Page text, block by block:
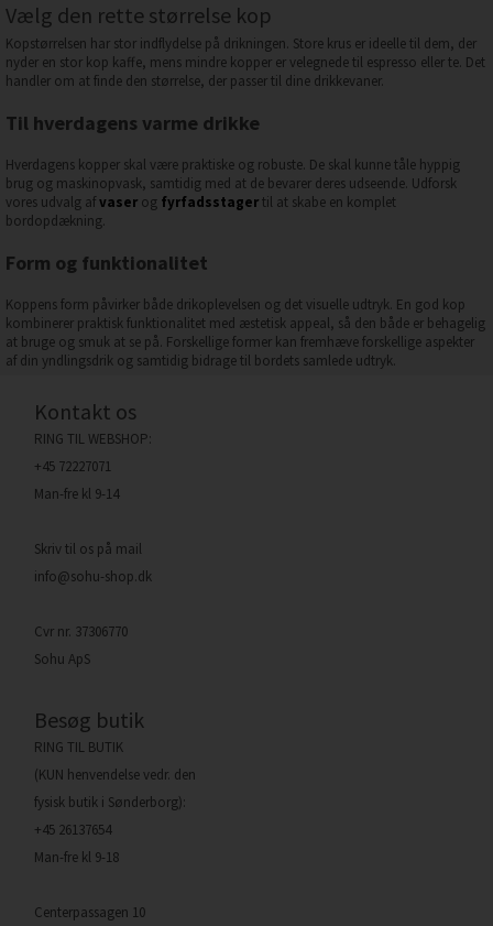
Vælg den rette størrelse kop
Kopstørrelsen har stor indflydelse på drikningen. Store krus er ideelle til dem, der
nyder en stor kop kaffe, mens mindre kopper er velegnede til espresso eller te. Det
handler om at finde den størrelse, der passer til dine drikkevaner.
Til hverdagens varme drikke
Hverdagens kopper skal være praktiske og robuste. De skal kunne tåle hyppig
brug og maskinopvask, samtidig med at de bevarer deres udseende. Udforsk
vores udvalg afvaser og fyrfadsstagertil at skabe en komplet
bordopdækning.
Form og funktionalitet
Koppens form påvirker både drikoplevelsen og det visuelle udtryk. En god kop
kombinerer praktisk funktionalitet med æstetisk appeal, så den både er behagelig
at bruge og smuk at se på. Forskellige former kan fremhæve forskellige aspekter
af din yndlingsdrik og samtidig bidrage til bordets samlede udtryk.
Kontakt os
RING TIL WEBSHOP:
+45 72227071
Man-fre kl 9-14
Skriv til os på mail
info@sohu-shop.dk
Cvr nr. 37306770
Sohu ApS
Besøg butik
RING TIL BUTIK
(KUN henvendelse vedr. den
fysisk butik i Sønderborg):
+45 26137654
Man-fre kl 9-18
Centerpassagen 10